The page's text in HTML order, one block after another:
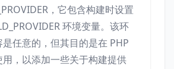
，它包含构建时设置
环境变量。该环
任意的，但其目的是在 PHP
，以添加一些关于构建提供